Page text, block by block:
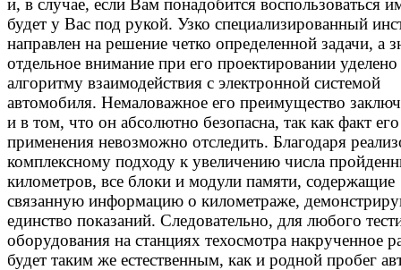
будет у Вас под рукой. Узко специализированный
направлен на решение четко определенной задачи, а
отдельное внимание при его проектировании уделено
алгоритму взаимодействия с электронной системой
автомобиля. Немаловажное его преимущество
и в том, что он абсолютно безопасна, так как факт его
применения невозможно отследить. Благодаря
комплексному подходу к увеличению числа
километров, все блоки и модули памяти, содержащие
связанную информацию о километраже,
единство показаний. Следовательно, для любого
оборудования на станциях техосмотра накрученное
будет таким же естественным, как и родной пробег